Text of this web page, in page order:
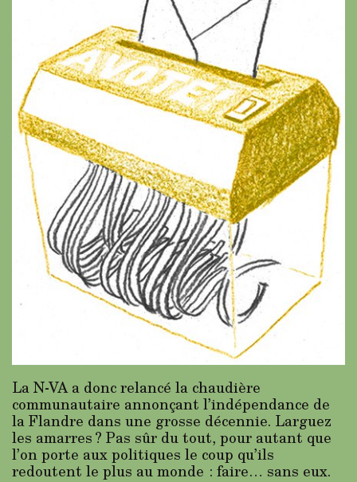
La N-VA a donc relancé la chaudière
communautaire annonçant l’indépendance de
la Flandre dans une grosse décennie. Larguez
les amarres ? Pas sûr du tout, pour autant que
l’on porte aux politiques le coup qu’ils
redoutent le plus au monde : faire… sans eux.